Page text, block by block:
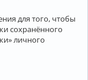
для того, чтобы
сохранённого
личного